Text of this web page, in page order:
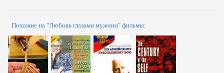
Похожие на "Любовь глазами мужчин" фильмы: